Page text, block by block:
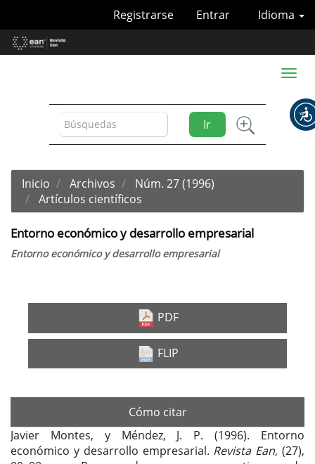
Contenido
principal
Idioma
Registrarse Entrar
Ir
Toggle
Inicio Archivos
Núm. 27 (1996)
Artículos científicos
Entorno económico y desarrollo empresarial
Entorno económico y desarrollo empresarial
Barra
del
artículo
PDF
FLIP
Cómo citar
Javier Montes, y Méndez, J. P. (1996). Entorno
económico y desarrollo empresarial. Revista Ean, (27),